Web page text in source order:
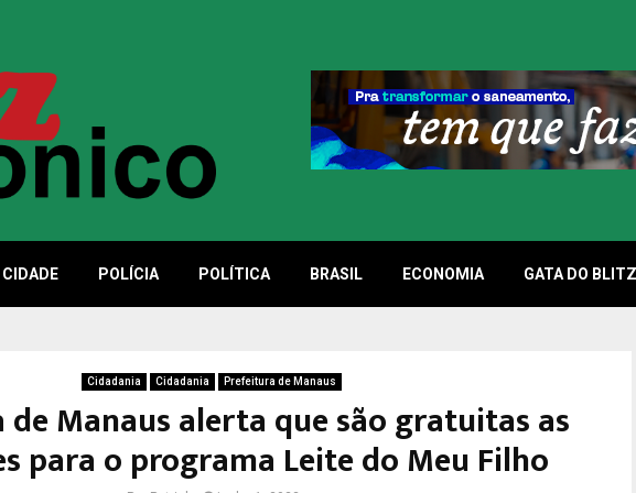
CIDADE POLÍCIA POLÍTICA BRASIL ECONOMIA GATA DO BLITZ
Cidadania Cidadania Prefeitura de Manaus
Manaus alerta que são gratuitas as
para o programa Leite do Meu Filho